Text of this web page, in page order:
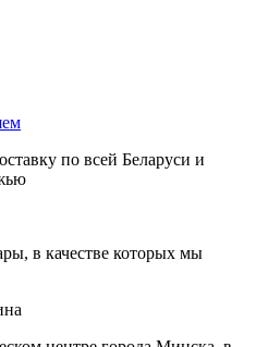
по всей Беларуси и
в качестве которых мы